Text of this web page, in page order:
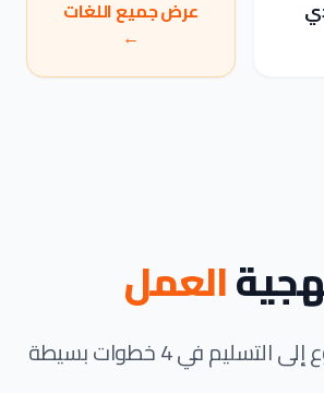
عرض جميع اللغات
←
العمل
في 4 خطوات بسيطة